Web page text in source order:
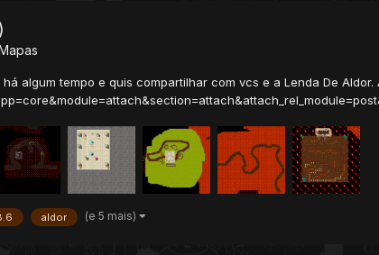
algum tempo e quis compartilhar com vcs e a Lenda De
aldor (e 5 mais)